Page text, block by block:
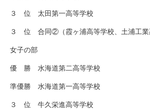
３ 位 太田第一高等学校
３ 位 合同②（霞ヶ浦高等学校、土浦工業
女子の部
優 勝 水海道第二高等学校
準優勝 水海道第一高等学校
３ 位 牛久栄進高等学校